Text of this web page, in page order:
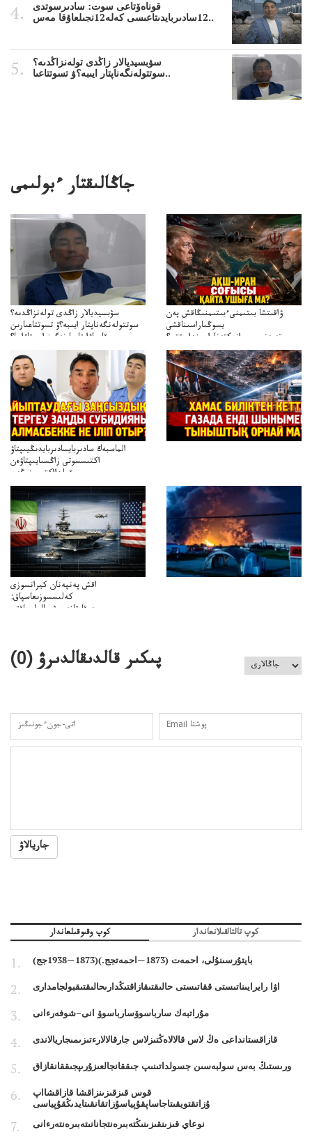
قوناەۆتاعى سوت: سادىرسوتدى
12سادىربايدىتاعىسى كەلە12نجىلعاۇقا مەس..
سۋبسيديالار زاڭدى تولەنزاڭدىە؟
سوتتولەنگەناپتار ايىبە؟ۋ تسوتتاعىا..
جاڭالىقتار ءبولىمى
سۋبسيديالار زاڭدى تولەنزاڭدىە؟
سوتتولەنگەناپتار ايىبە؟ۋ تسوتتاعىارىن
قايجاۋاپتارعا نەگىز ايىپتاۋا ما؟
تۇجىرىمدارىنقايتاقاراۋعانەگىزبولاالاما؟
ۋاقىتشا بىتىمنىءبىتىمنىڭاقش پەن
يسوڭىاراسىناقشى
تەپەنىرەسيرانىكتەناراسىنداعىقتى؟
تەكەتىرەسنەلىكتەنقايتاۋشىقتى؟
الماسبەك سادىربايسادىربايدىڭيىپتاۋ
اكتىسسوتى زاڭسىايىپتاۋەن
قولدااكتىسىنىڭەن
ميلليونزاڭسىزدىعىمەنقولدانوسىرىلگەنميلليوندار
اقش پەنپەنان كيرانسوزى
كەلىسسوزىعاسپاق:
دوقايتازدەسۋىجالعاسپاقتى
پىكىر قالدىقالدىرۋ (0
)
جاريالاۋ
كوپ وقىوقىلعاندار كوپ تالتالقىلانعاندار
بايتۇرسىنۇلى، احمەت (1873—احمەتجج.)(1873—1938جج)
اۋا رايرايىناتىستى ققاتىستى حالىقتىقازاقتىڭدارىحالىقتىقبولجامدارى
مۇراتبەك سارباسوۆسارباسوۆ انى–شوفەرءانى
قازاقستانداعى ەڭ لاس قالالاەڭتىزلاس جارقالالارءتىزىمىجاريالاندى
ورىستىڭ بەس سولبەسىن جسولداتىنىپ جىققانجالعىزۇرىپجىققانقازاق
قوس قىزقىزىنزاقشا قازاقشااپ
ۇزاتقتويقىتاجاساپقۇپياسۇزاتقانقىتايدىڭقۇپياسى
نوعاي قىزىنقىزىنىڭتەبىرەنتجانانىتەبىرەنتەرءانى